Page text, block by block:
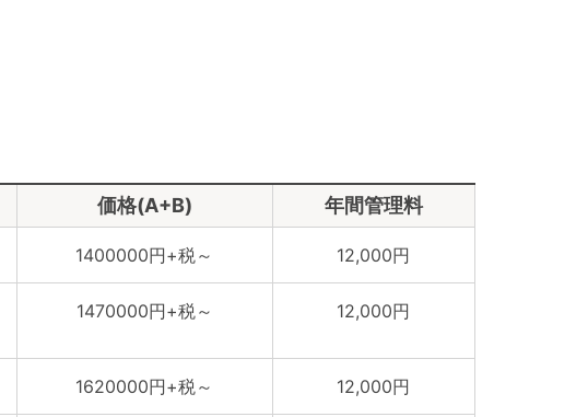
価格(A+B) 年間管理料
1400000円+税～ 12,000円
1470000円+税～ 12,000円
1620000円+税～ 12,000円